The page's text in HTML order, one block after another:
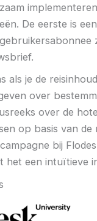
De eerste is
als je de
over
over de
op basis van de
bij
het een intuïtieve